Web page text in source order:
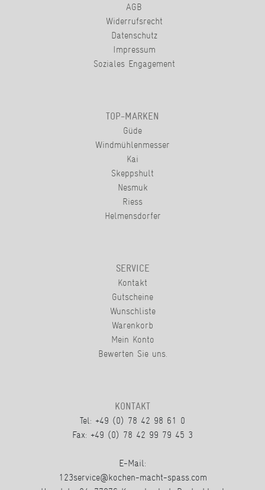
AGB
Widerrufsrecht
Datenschutz
Impressum
Soziales Engagement
TOP-MARKEN
Güde
Windmühlenmesser
Kai
Skeppshult
Nesmuk
Riess
Helmensdorfer
SERVICE
Kontakt
Gutscheine
Wunschliste
Warenkorb
Mein Konto
Bewerten Sie uns.
KONTAKT
Tel: +49 (0) 78 42 98 61 0
Fax: +49 (0) 78 42 99 79 45 3
E-Mail:
123service@kochen-macht-spass.com